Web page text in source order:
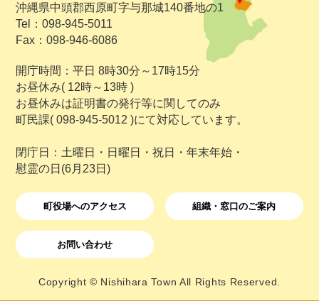
沖縄県中頭郡西原町字与那城140番地の1
Tel：098-945-5011
Fax：098-946-6086
開庁時間：平日 8時30分～17時15分
お昼休み( 12時～13時 )
お昼休みは証明書の発行等に関してのみ
町民課( 098-945-5012 )にて対応しています。
閉庁日：土曜日・日曜日・祝日・年末年始・
慰霊の日(6月23日)
町役場へのアクセス 組織・窓口のご案内
お問い合わせ
Copyright © Nishihara Town All Rights Reserved.